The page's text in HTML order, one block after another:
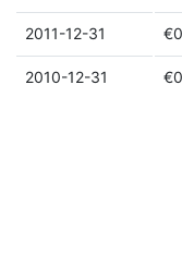
2011-12-31
2010-12-31